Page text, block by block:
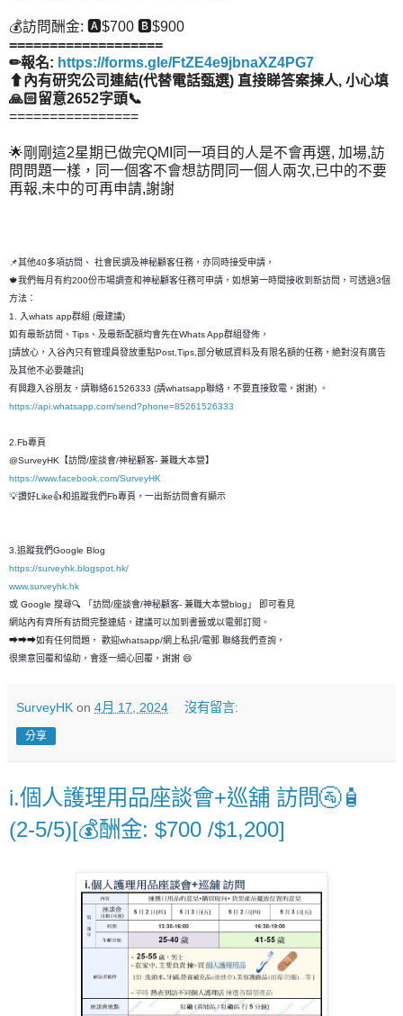
💰訪問酬金: 🅰️$700 🅱️$900
===================
✏報名: https://forms.gle/FtZE4e9jbnaXZ4PG7
⬆內有研究公司連結(代替電話甄選) 直接睇答案揀人, 小心填
🙏🏻留意2652字頭📞
================
🌟剛剛這2星期已做完QMI同一項目的人是不會再選, 加場,訪
問問題一樣，同一個客不會想訪問同一個人兩次,已中的不要
再報,未中的可再申請,謝謝
📌其他40多項訪問、 社會民調及神秘顧客任務，亦同時接受申請，
🍁我們每月有約200份市場調查和神秘顧客任務可申請，如想第一時間接收到新訪問，可透過3個
方法：
1. 入whats app群組 (最建議)
如有最新訪問、Tips、及最新配額均會先在Whats App群組發佈，
[請放心，入谷內只有管理員發放重點Post,Tips,部分敏感資料及有限名額的任務，絶對沒有廣告
及其他不必要雜訊]
有興趣入谷朋友，請聯絡61526333 (請whatsapp聯絡，不要直接致電，謝謝) 。
https://api.whatsapp.com/send?phone=85261526333
2.Fb專頁
@SurveyHK【訪問/座談會/神秘顧客- 兼職大本營】
https://www.facebook.com/SurveyHK
💡讚好Like👍和追蹤我們Fb專頁，一出新訪問會有顯示
3.追蹤我們Google Blog
https://surveyhk.blogspot.hk/
www.surveyhk.hk
或 Google 搜尋🔍 「訪問/座談會/神秘顧客- 兼職大本營blog」 即可看見
網站內有齊所有訪問完整連結，建議可以加到書籤或以電郵訂閱。
➡➡➡如有任何問題， 歡迎whatsapp/網上私訊/電郵 聯絡我們查詢，
很樂意回覆和恊助，會逐一細心回覆，謝謝 😄
SurveyHK on 4月 17, 2024 沒有留言:
分享
i.個人護理用品座談會+巡舖 訪問🚰🧴
(2-5/5)[💰酬金: $700 /$1,200]